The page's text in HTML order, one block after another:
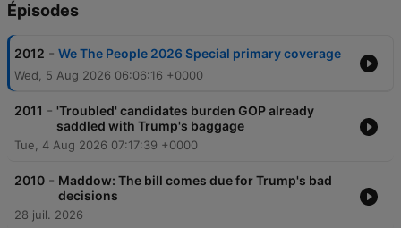
Épisodes
2012 - We The People 2026 Special primary coverage
Wed, 5 Aug 2026 06:06:16 +0000
2011 - 'Troubled' candidates burden GOP already
saddled with Trump's baggage
Tue, 4 Aug 2026 07:17:39 +0000
2010 - Maddow: The bill comes due for Trump's bad
decisions
28 juil. 2026